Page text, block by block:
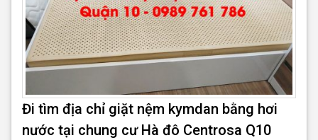
Đi tìm địa chỉ giặt nệm kymdan bằng hơi
nước tại chung cư Hà đô Centrosa Q10